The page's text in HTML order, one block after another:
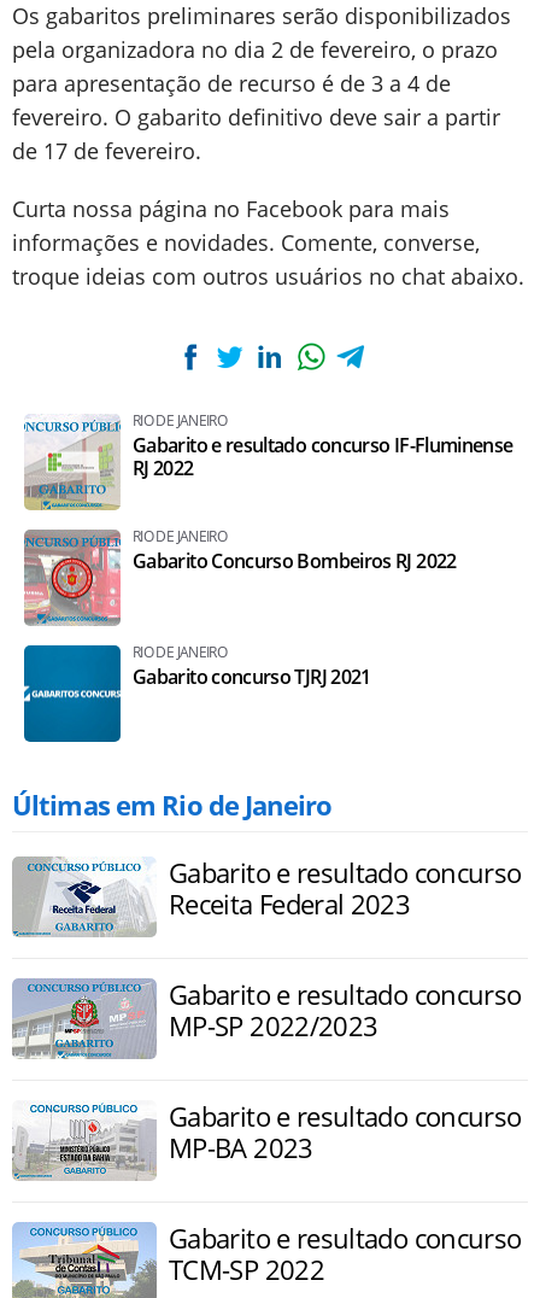
Os gabaritos preliminares serão disponibilizados
pela organizadora no dia 2 de fevereiro, o prazo
para apresentação de recurso é de 3 a 4 de
fevereiro. O gabarito definitivo deve sair a partir
de 17 de fevereiro.
Curta nossa página no Facebook para mais
informações e novidades. Comente, converse,
troque ideias com outros usuários no chat abaixo.
RIO DE JANEIRO
Gabarito e resultado concurso IF-Fluminense
RJ 2022
RIO DE JANEIRO
Gabarito Concurso Bombeiros RJ 2022
RIO DE JANEIRO
Gabarito concurso TJRJ 2021
Últimas em Rio de Janeiro
Gabarito e resultado concurso
Receita Federal 2023
Gabarito e resultado concurso
MP-SP 2022/2023
Gabarito e resultado concurso
MP-BA 2023
Gabarito e resultado concurso
TCM-SP 2022